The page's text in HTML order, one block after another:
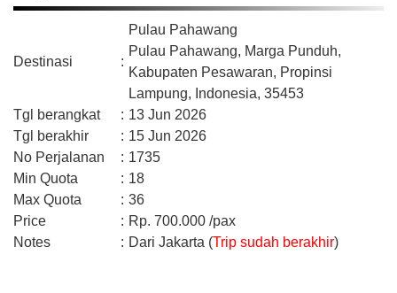
Destinasi :
Pulau Pahawang
Pulau Pahawang, Marga Punduh,
Kabupaten Pesawaran, Propinsi
Lampung, Indonesia, 35453
Tgl berangkat
: 13 Jun 2026
Tgl berakhir
: 15 Jun 2026
No Perjalanan
: 1735
Min Quota
: 18
Max Quota
: 36
Price
: Rp. 700.000 /pax
Notes
: Dari Jakarta (Trip sudah berakhir)